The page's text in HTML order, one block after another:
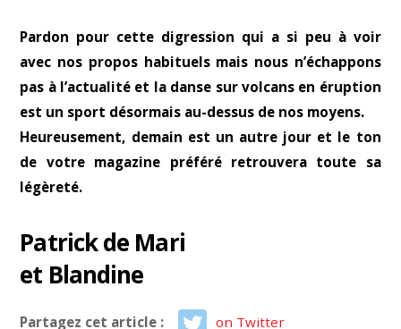
Pardon pour cette digression qui a si peu à voir
avec nos propos habituels mais nous n’échappons
pas à l’actualité et la danse sur volcans en éruption
est un sport désormais au-dessus de nos moyens.
Heureusement, demain est un autre jour et le ton
de votre magazine préféré retrouvera toute sa
légèreté.
Patrick de Mari
et Blandine
Partagez cet article :
on Twitter